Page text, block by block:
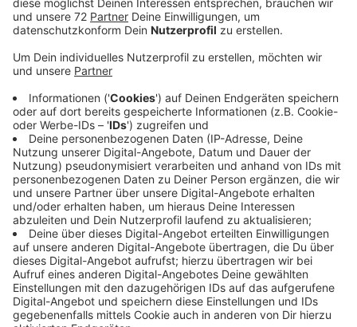
Veröffentlicht:Freitag, 09.09.2022 06:28
Anzeige
Die Kirchengemeinden haben schon viele Ideen. Wir
schauen uns ein paar Beispiele an: Die St. Viktor
Gemeinde in Dülmen schaltet ab sofort abends die
Außenbeleuchtung aus. Sie will auch die Temperatur in
der Kirche senken – muss dabei aber darauf achten,
dass die kühlere Luft der Orgel nicht schadet. Auch in
der St. Lambertuskirche in Ascheberg sorgt sich das
Seelsorge-Team um die Orgel. Es bastelt noch an
seinem Heizkonzept. In der Kirche der St. Vitus
Gemeinde in Olfen ist die Heizung künftig während des
Gottesdienstes aus. Und die St. Felizitas-Kirche in
Lüdinghausen wartet auf das Einspar-Konzept des